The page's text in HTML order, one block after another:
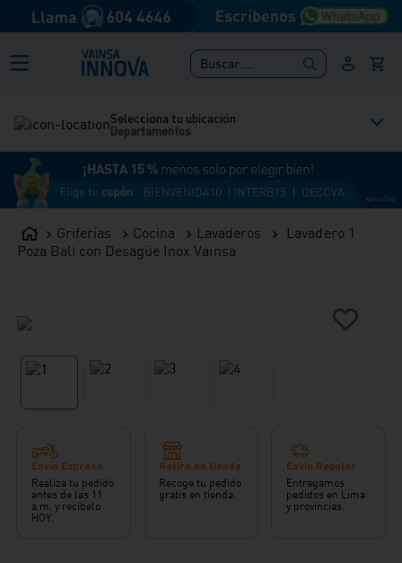
Buscar....
Selecciona tu ubicación
Departamentos
Griferías Cocina Lavaderos
Lavadero 1
Poza Bali con Desagüe Inox Vainsa
Envío Express
Realiza tu pedido
antes de las 11
a.m. y recíbelo
HOY.
Retiro en tienda
Recoge tu pedido
gratis en tienda.
Envío Regular
Entregamos
pedidos en Lima
y provincias.